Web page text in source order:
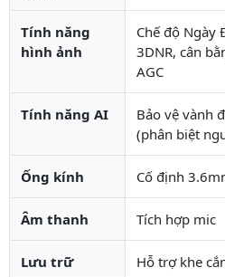
Tính năng
hình ảnh
Chế độ Ngày
3DNR, cân
AGC
Tính năng AI
Bảo vệ vành
(phân biệt
Ống kính Cố định
Âm thanh Tích hợp mic
Lưu trữ Hỗ trợ khe